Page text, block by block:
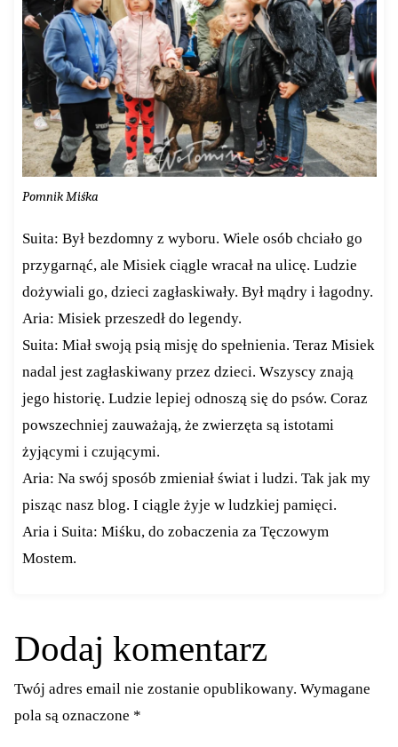
Pomnik Miśka
Suita: Był bezdomny z wyboru. Wiele osób chciało go
przygarnąć, ale Misiek ciągle wracał na ulicę. Ludzie
dożywiali go, dzieci zagłaskiwały. Był mądry i łagodny.
Aria: Misiek przeszedł do legendy.
Suita: Miał swoją psią misję do spełnienia. Teraz Misiek
nadal jest zagłaskiwany przez dzieci. Wszyscy znają
jego historię. Ludzie lepiej odnoszą się do psów. Coraz
powszechniej zauważają, że zwierzęta są istotami
żyjącymi i czującymi.
Aria: Na swój sposób zmieniał świat i ludzi. Tak jak my
pisząc nasz blog. I ciągle żyje w ludzkiej pamięci.
Aria i Suita: Miśku, do zobaczenia za Tęczowym
Mostem.
Dodaj komentarz
Twój adres email nie zostanie opublikowany. Wymagane
pola są oznaczone *